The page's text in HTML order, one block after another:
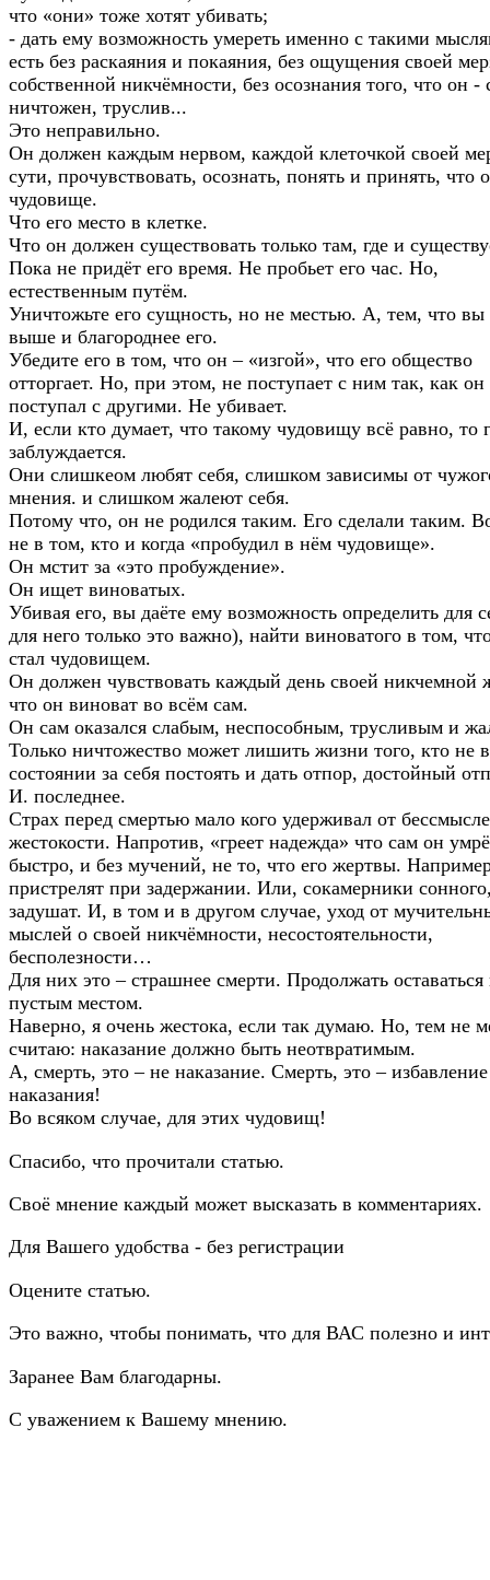
что «они» тоже хотят убивать;
- дать ему возможность умереть именно с такими
есть без раскаяния и покаяния, без ощущения своей
собственной никчёмности, без осознания того, что он -
ничтожен, труслив...
Это неправильно.
Он должен каждым нервом, каждой клеточкой своей
сути, прочувствовать, осознать, понять и принять, что
чудовище.
Что его место в клетке.
Что он должен существовать только там, где и
Пока не придёт его время. Не пробьет его час. Но,
естественным путём.
Уничтожьте его сущность, но не местью. А, тем, что
выше и благороднее его.
Убедите его в том, что он – «изгой», что его общество
отторгает. Но, при этом, не поступает с ним так, как он
поступал с другими. Не убивает.
И, если кто думает, что такому чудовищу всё равно, то
заблуждается.
Они слишкеом любят себя, слишком зависимы от
мнения. и слишком жалеют себя.
Потому что, он не родился таким. Его сделали таким.
не в том, кто и когда «пробудил в нём чудовище».
Он мстит за «это пробуждение».
Он ищет виноватых.
Убивая его, вы даёте ему возможность определить для
для него только это важно), найти виноватого в том,
стал чудовищем.
Он должен чувствовать каждый день своей никчемной
что он виноват во всём сам.
Он сам оказался слабым, неспособным, трусливым и
Только ничтожество может лишить жизни того, кто не в
состоянии за себя постоять и дать отпор, достойный
И. последнее.
Страх перед смертью мало кого удерживал от
жестокости. Напротив, «греет надежда» что сам он
быстро, и без мучений, не то, что его жертвы.
пристрелят при задержании. Или, сокамерники
задушат. И, в том и в другом случае, уход от
мыслей о своей никчёмности, несостоятельности,
бесполезности…
Для них это – страшнее смерти. Продолжать
пустым местом.
Наверно, я очень жестока, если так думаю. Но, тем не
считаю: наказание должно быть неотвратимым.
А, смерть, это – не наказание. Смерть, это –
наказания!
Во всяком случае, для этих чудовищ!
Спасибо, что прочитали статью.
Своё мнение каждый может высказать в комментариях.
Для Вашего удобства - без регистрации
Оцените статью.
Это важно, чтобы понимать, что для ВАС полезно и
Заранее Вам благодарны.
С уважением к Вашему мнению.